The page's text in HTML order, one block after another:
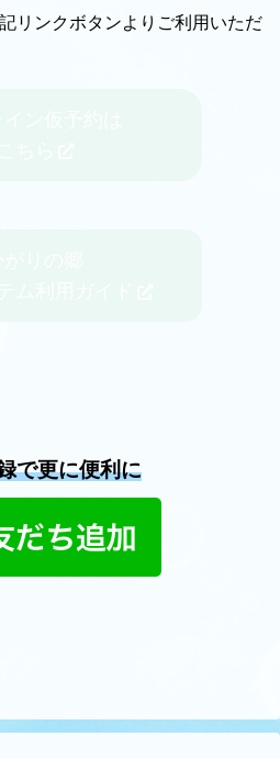
リンクボタンよりご利用いただ
で更に便利に